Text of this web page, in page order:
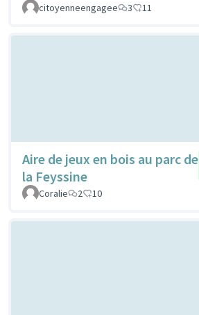
citoyenneengagee 3 11
Aire de jeux en bois au parc de
la Feyssine
Coralie
2 10